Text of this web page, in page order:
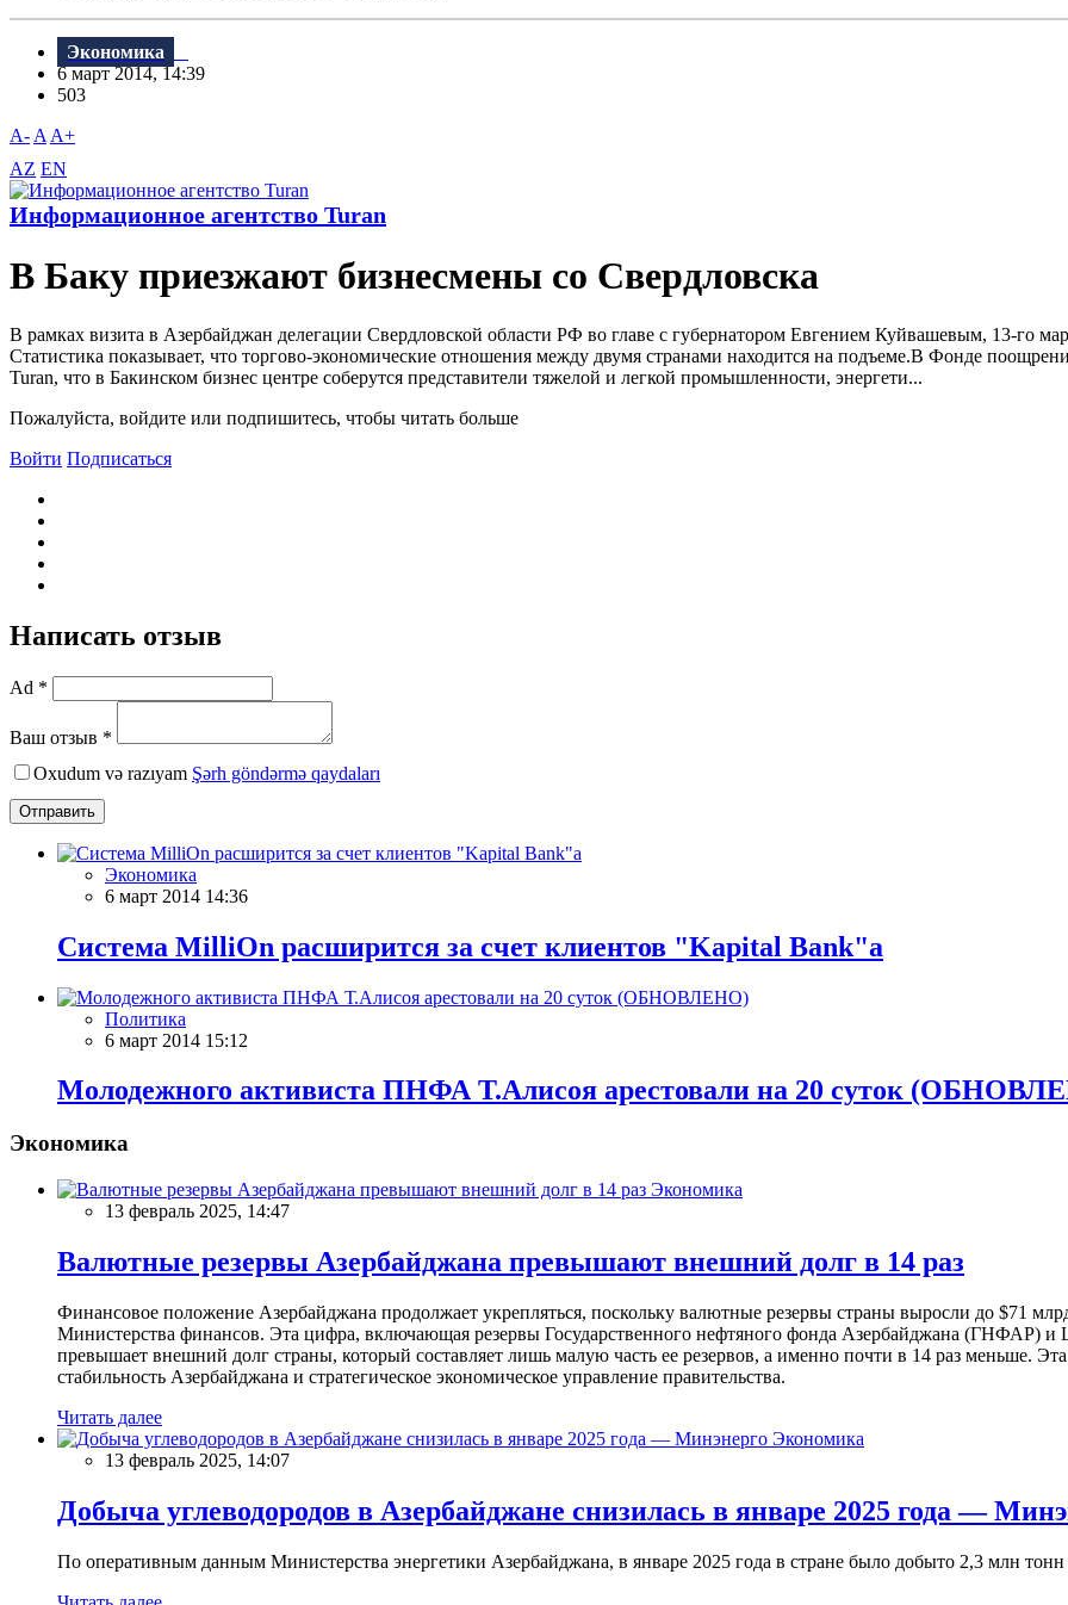
Экономика
6 март 2014, 14:39
503
A- A A+
AZ EN
Информационное агентство Turan
В Баку приезжают бизнесмены со Свердловска
В рамках визита в Азербайджан делегации Свердловской области РФ во главе с губернатором Евгением Куйвашевым, 13-го
Статистика показывает, что торгово-экономические отношения между двумя странами находится на подъеме.В Фонде
Turan, что в Бакинском бизнес центре соберутся представители тяжелой и легкой промышленности, энергети...
Пожалуйста, войдите или подпишитесь, чтобы читать больше
Войти Подписаться
Написать отзыв
Ad *
Ваш отзыв *
Oxudum və razıyam Şərh göndərmə qaydaları
Отправить
Экономика
6 март 2014 14:36
Система MilliOn расширится за счет клиентов "Kapital Bank"а
Политика
6 март 2014 15:12
Молодежного активиста ПНФА Т.Алисоя арестовали на 20 суток
Экономика
Экономика
13 февраль 2025, 14:47
Валютные резервы Азербайджана превышают внешний долг в 14 раз
Финансовое положение Азербайджана продолжает укрепляться, поскольку валютные резервы страны выросли до $71
Министерства финансов. Эта цифра, включающая резервы Государственного нефтяного фонда Азербайджана (ГНФАР) и
превышает внешний долг страны, который составляет лишь малую часть ее резервов, а именно почти в 14 раз меньше.
стабильность Азербайджана и стратегическое экономическое управление правительства.
Читать далее
Экономика
13 февраль 2025, 14:07
Добыча углеводородов в Азербайджане снизилась в январе 2025 года —
По оперативным данным Министерства энергетики Азербайджана, в январе 2025 года в стране было добыто 2,3 млн тонн